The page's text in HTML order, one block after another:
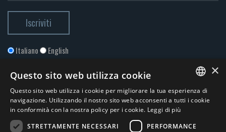
Italiano English
ITALIAN
×
Questo sito web utilizza cookie
Questo sito web utilizza i cookie per migliorare la tua esperienza di
navigazione. Utilizzando il nostro sito web acconsenti a tutti i cookie
in conformità con la nostra policy per i cookie. Leggi di più
STRETTAMENTE NECESSARI
PERFORMANCE